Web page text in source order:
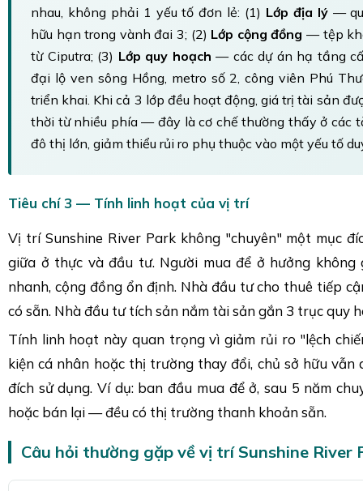
nhau, không phải 1 yếu tố đơn lẻ: (1) Lớp địa lý—
hữu hạn trong vành đai 3; (2) Lớp cộng đồng — tệp
từ Ciputra; (3) Lớp quy hoạch — các dự án hạ tầng
đại lộ ven sông Hồng, metro số 2, công viên Phú
triển khai. Khi cả 3 lớp đều hoạt động, giá trị tài sản
thời từ nhiều phía — đây là cơ chế thường thấy ở các
đô thị lớn, giảm thiểu rủi ro phụ thuộc vào một yếu tố
Tiêu chí 3 — Tính linh hoạt của vị trí
Vị trí Sunshine River Park không "chuyên" một mục
giữa ở thực và đầu tư. Người mua để ở hưởng không
nhanh, cộng đồng ổn định. Nhà đầu tư cho thuê tiếp
có sẵn. Nhà đầu tư tích sản nắm tài sản gắn 3 trục quy
Tính linh hoạt này quan trọng vì giảm rủi ro "lệch
kiện cá nhân hoặc thị trường thay đổi, chủ sở hữu vẫn
đích sử dụng. Ví dụ: ban đầu mua để ở, sau 5 năm
hoặc bán lại — đều có thị trường thanh khoản sẵn.
Câu hỏi thường gặp về vị trí Sunshine River